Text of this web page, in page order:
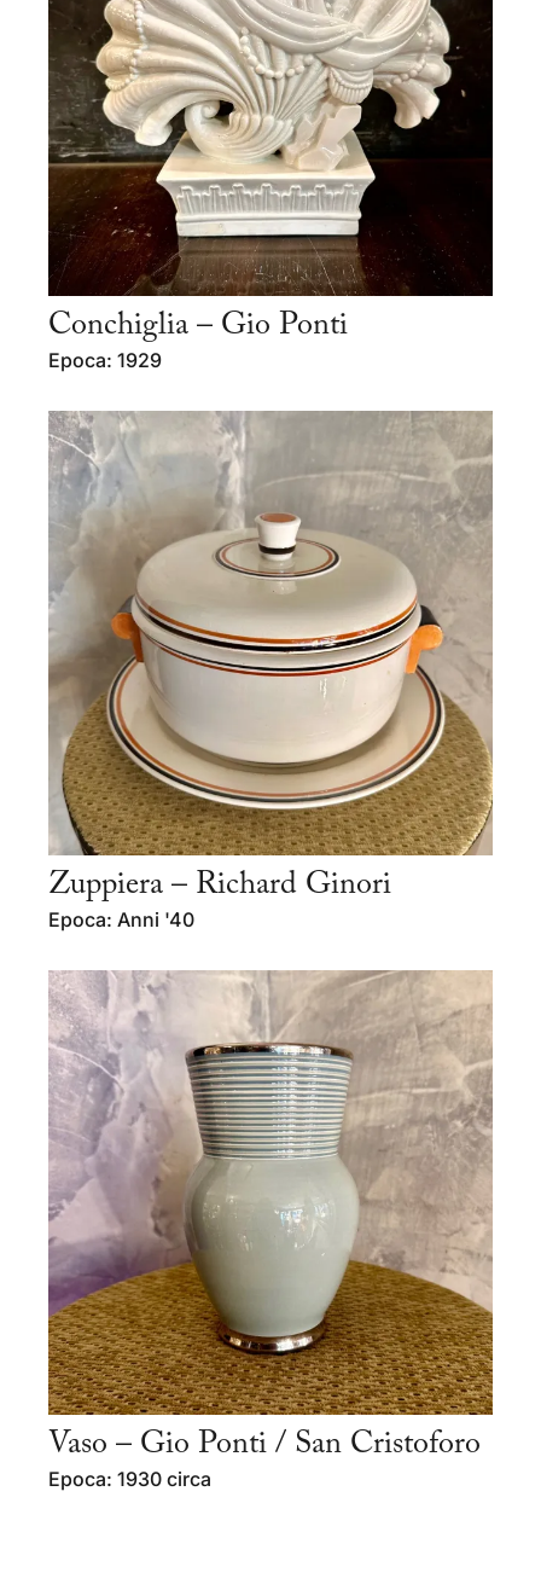
Conchiglia – Gio Ponti
Epoca: 1929
Zuppiera – Richard Ginori
Epoca: Anni '40
Vaso – Gio Ponti / San Cristoforo
Epoca: 1930 circa